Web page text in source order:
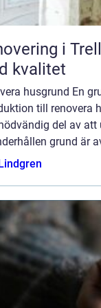
i
kvalitet
husgrund En
till renovera
del av att
grund är